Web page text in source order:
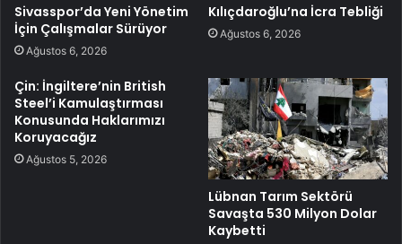
Sivasspor’da Yeni Yönetim
İçin Çalışmalar Sürüyor
Ağustos 6, 2026
Kılıçdaroğlu’na İcra Tebliği
Ağustos 6, 2026
Çin: İngiltere’nin British
Steel’i Kamulaştırması
Konusunda Haklarımızı
Koruyacağız
Ağustos 5, 2026
Lübnan Tarım Sektörü
Savaşta 530 Milyon Dolar
Kaybetti